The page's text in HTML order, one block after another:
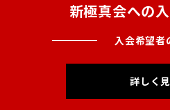
新極真会への
入会希望者
詳しく